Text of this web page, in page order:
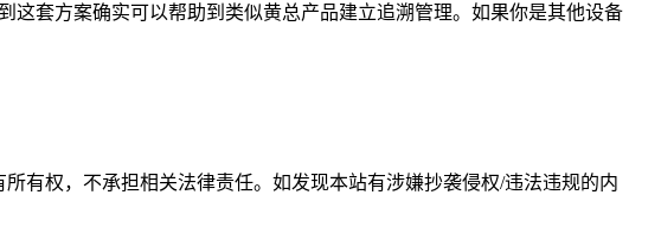
套方案确实可以帮助到类似黄总产品建立追溯管理。如果你是其他设备
有权，不承担相关法律责任。如发现本站有涉嫌抄袭侵权/违法违规的内